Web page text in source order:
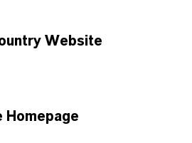
Website
Homepage